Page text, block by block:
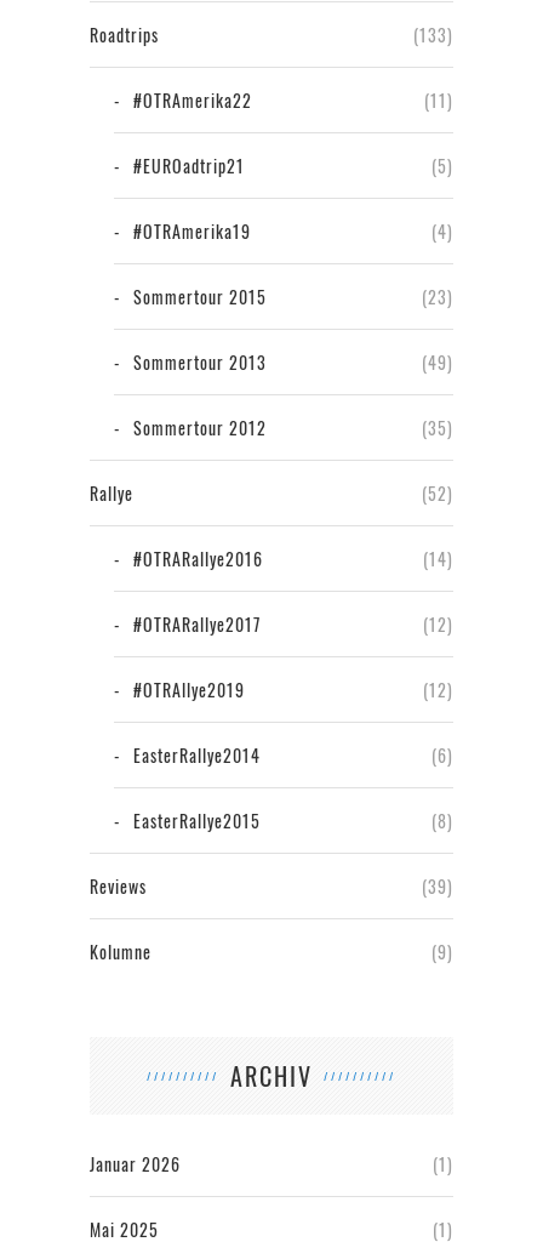
Roadtrips (133)
#OTRAmerika22 (11)
#EUROadtrip21 (5)
#OTRAmerika19 (4)
Sommertour 2015 (23)
Sommertour 2013 (49)
Sommertour 2012 (35)
Rallye (52)
#OTRARallye2016 (14)
#OTRARallye2017 (12)
#OTRAllye2019 (12)
EasterRallye2014 (6)
EasterRallye2015 (8)
Reviews (39)
Kolumne (9)
ARCHIV
Januar 2026 (1)
Mai 2025 (1)